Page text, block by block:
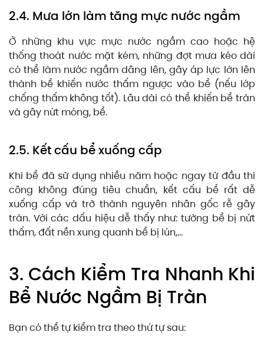
2.4. Mưa lớn làm tăng mực nước ngầm
Ở những khu vực mực nước ngầm cao hoặc hệ
thống thoát nước mặt kém, những đợt mưa kéo dài
có thể làm nước ngầm dâng lên, gây áp lực lớn lên
thành bể khiến nước thấm ngược vào bể (nếu lớp
chống thấm không tốt). Lâu dài có thể khiến bể tràn
và gây nứt móng, bể.
2.5. Kết cấu bể xuống cấp
Khi bể đã sử dụng nhiều năm hoặc ngay từ đầu thi
công không đúng tiêu chuẩn, kết cấu bể rất dễ
xuống cấp và trở thành nguyên nhân gốc rễ gây
tràn. Với các dấu hiệu dễ thấy như: tường bể bị nứt
thấm, đất nền xung quanh bể bị lún,…
3. Cách Kiểm Tra Nhanh Khi
Bể Nước Ngầm Bị Tràn
Bạn có thể tự kiểm tra theo thứ tự sau: